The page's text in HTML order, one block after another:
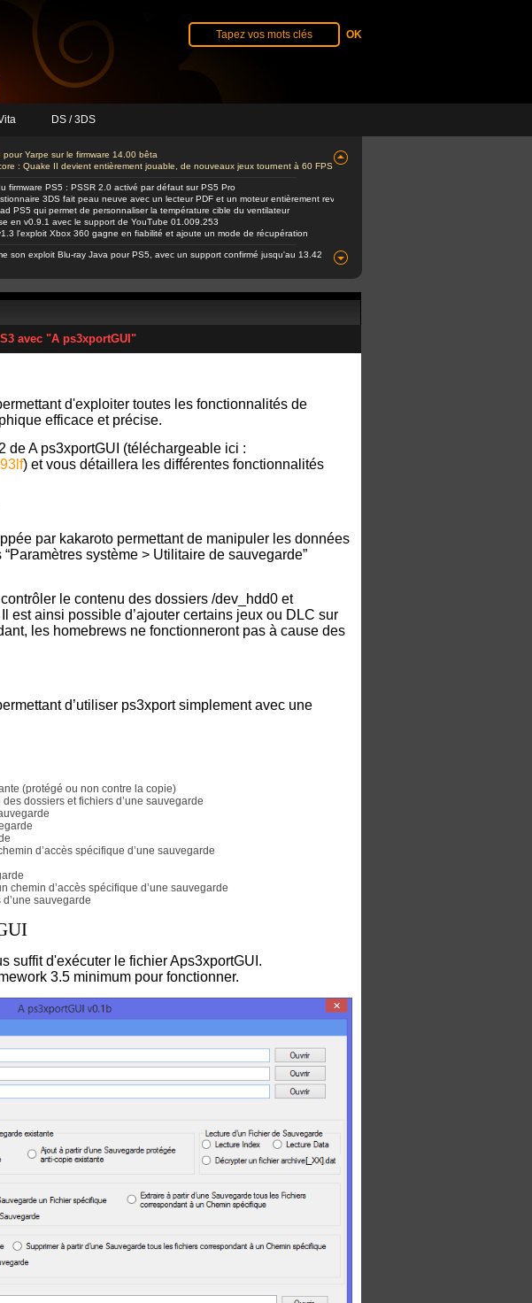
DS / 3DS
Yarpe sur le firmware 14.00 bêta
: Quake II devient entièrement jouable, de nouveaux jeux tournent à 60 FPS
firmware PS5 : PSSR 2.0 activé par défaut sur PS5 Pro
3DS fait peau neuve avec un lecteur PDF et un moteur entièrement revu
PS5 qui permet de personnaliser la température cible du ventilateur
en v0.9.1 avec le support de YouTube 01.009.253
l'exploit Xbox 360 gagne en fiabilité et ajoute un mode de récupération
son exploit Blu-ray Java pour PS5, avec un support confirmé jusqu'au 13.42
avec "A ps3xportGUI"
d'exploiter toutes les fonctionnalités de
efficace et précise.
de A ps3xportGUI (téléchargeable ici :
) et vous détaillera les différentes fonctionnalités
par kakaroto permettant de manipuler les données
système > Utilitaire de sauvegarde”
le contenu des dossiers /dev_hdd0 et
est ainsi possible d’ajouter certains jeux ou DLC sur
les homebrews ne fonctionneront pas à cause des
d’utiliser ps3xport simplement avec une
(protégé ou non contre la copie)
dossiers et fichiers d’une sauvegarde
d’accès spécifique d’une sauvegarde
chemin d’accès spécifique d’une sauvegarde
sauvegarde
suffit d'exécuter le fichier Aps3xportGUI.
3.5 minimum pour fonctionner.